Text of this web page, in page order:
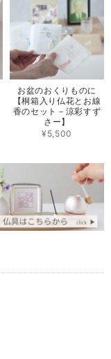
お盆のおくりものに
【桐箱入り仏花とお線
香のセット－涼彩すず
さー】
¥5,500